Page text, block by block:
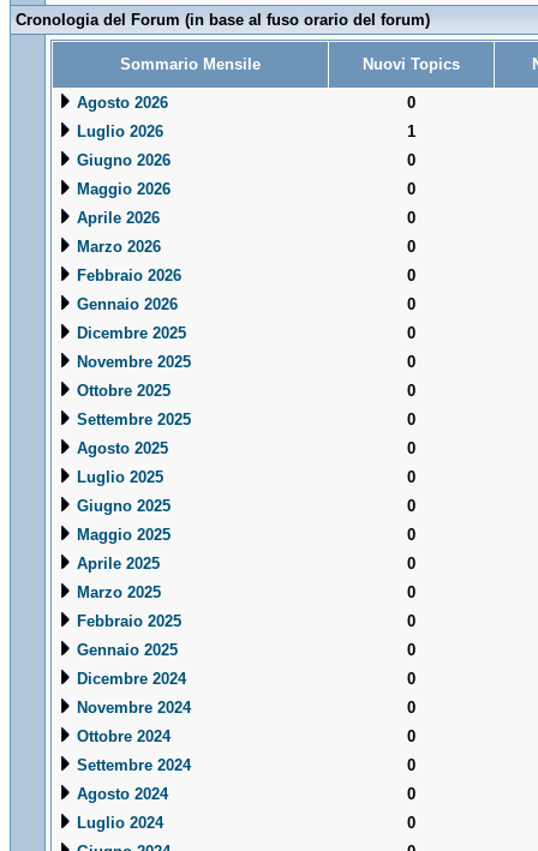
Cronologia del Forum (in base al fuso orario del forum)
Sommario Mensile Nuovi Topics
Agosto 2026
0
Luglio 2026
1
Giugno 2026
0
Maggio 2026
0
Aprile 2026
0
Marzo 2026
0
Febbraio 2026
0
Gennaio 2026
0
Dicembre 2025
0
Novembre 2025
0
Ottobre 2025
0
Settembre 2025
0
Agosto 2025
0
Luglio 2025
0
Giugno 2025
0
Maggio 2025
0
Aprile 2025
0
Marzo 2025
0
Febbraio 2025
0
Gennaio 2025
0
Dicembre 2024
0
Novembre 2024
0
Ottobre 2024
0
Settembre 2024
0
Agosto 2024
0
Luglio 2024
0